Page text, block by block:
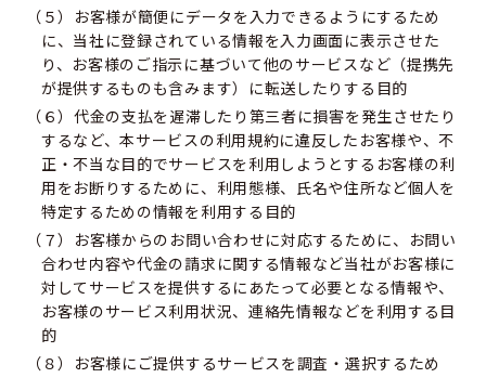
（５）お客様が簡便にデータを入力できるようにするため
に、当社に登録されている情報を入力画面に表示させた
り、お客様のご指示に基づいて他のサービスなど（提携先
が提供するものも含みます）に転送したりする目的
（６）代金の支払を遅滞したり第三者に損害を発生させたり
するなど、本サービスの利用規約に違反したお客様や、不
正・不当な目的でサービスを利用しようとするお客様の利
用をお断りするために、利用態様、氏名や住所など個人を
特定するための情報を利用する目的
（７）お客様からのお問い合わせに対応するために、お問い
合わせ内容や代金の請求に関する情報など当社がお客様に
対してサービスを提供するにあたって必要となる情報や、
お客様のサービス利用状況、連絡先情報などを利用する目
的
（８）お客様にご提供するサービスを調査・選択するため